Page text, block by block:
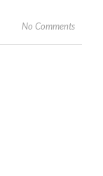
No Comments